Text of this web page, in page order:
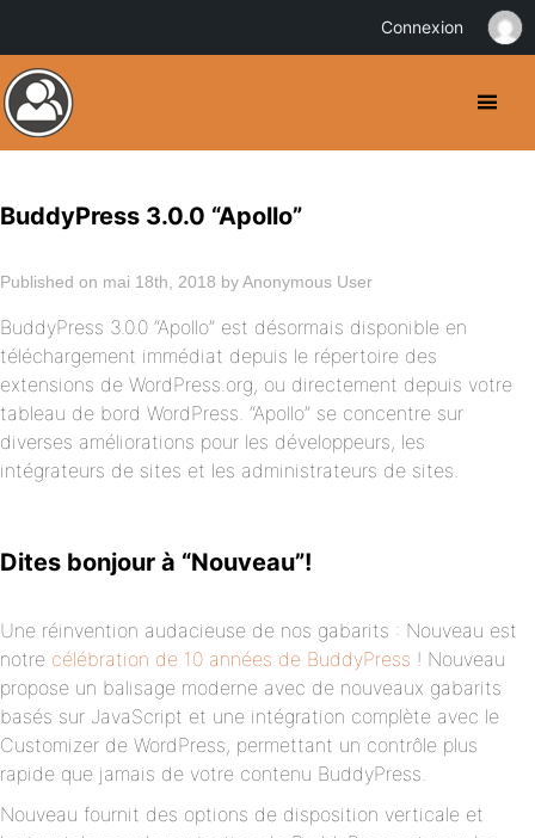
BuddyPress 3.0.0 “Apollo”
Published on mai 18th, 2018 by Anonymous User
BuddyPress 3.0.0 “Apollo” est désormais disponible en
téléchargement immédiat depuis le répertoire des
extensions de WordPress.org, ou directement depuis votre
tableau de bord WordPress. “Apollo” se concentre sur
diverses améliorations pour les développeurs, les
intégrateurs de sites et les administrateurs de sites.
Dites bonjour à “Nouveau”!
Une réinvention audacieuse de nos gabarits : Nouveau est
notre célébration de 10 années de BuddyPress ! Nouveau
propose un balisage moderne avec de nouveaux gabarits
basés sur JavaScript et une intégration complète avec le
Customizer de WordPress, permettant un contrôle plus
rapide que jamais de votre contenu BuddyPress.
Nouveau fournit des options de disposition verticale et
Connexion